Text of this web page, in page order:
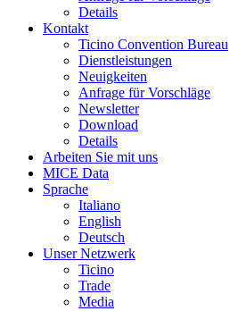
Details
Kontakt
Ticino Convention Bureau
Dienstleistungen
Neuigkeiten
Anfrage für Vorschläge
Newsletter
Download
Details
Arbeiten Sie mit uns
MICE Data
Sprache
Italiano
English
Deutsch
Unser Netzwerk
Ticino
Trade
Media